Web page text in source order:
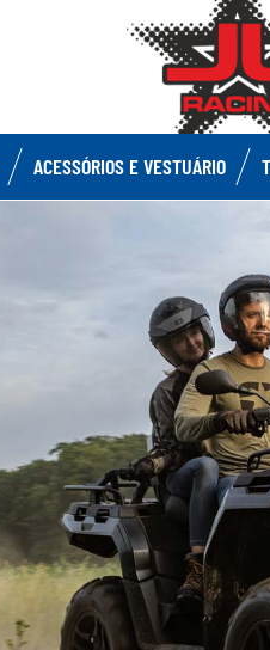
ACESSÓRIOS E VESTUÁRIO